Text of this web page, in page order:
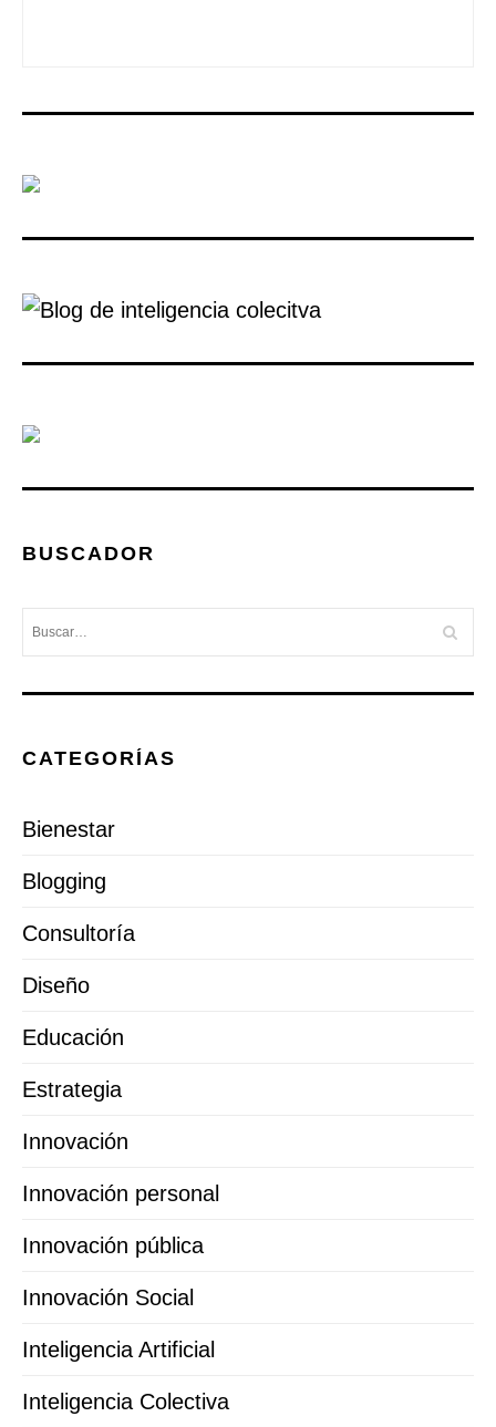
BUSCADOR
CATEGORÍAS
Bienestar
Blogging
Consultoría
Diseño
Educación
Estrategia
Innovación
Innovación personal
Innovación pública
Innovación Social
Inteligencia Artificial
Inteligencia Colectiva